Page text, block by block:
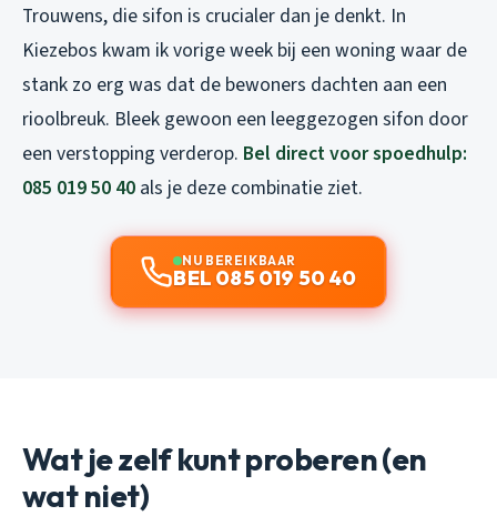
Trouwens, die sifon is crucialer dan je denkt. In
Kiezebos kwam ik vorige week bij een woning waar de
stank zo erg was dat de bewoners dachten aan een
rioolbreuk. Bleek gewoon een leeggezogen sifon door
een verstopping verderop. Bel direct voor spoedhulp:
085 019 50 40 als je deze combinatie ziet.
NU BEREIKBAAR
BEL 085 019 50 40
Wat je zelf kunt proberen (en
wat niet)